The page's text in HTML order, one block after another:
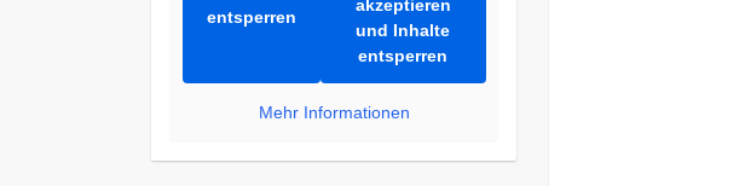
entsperren
akzeptieren
und Inhalte
entsperren
Mehr Informationen